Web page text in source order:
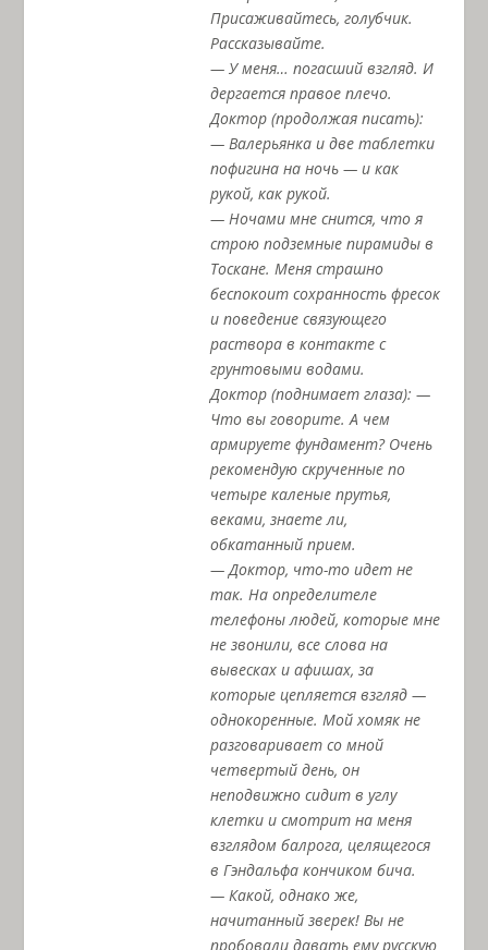
Присаживайтесь, голубчик.
Рассказывайте.
— У меня… погасший взгляд. И
дергается правое плечо.
Доктор (продолжая писать):
— Валерьянка и две таблетки
пофигина на ночь — и как
рукой, как рукой.
— Ночами мне снится, что я
строю подземные пирамиды в
Тоскане. Меня страшно
беспокоит сохранность фресок
и поведение связующего
раствора в контакте с
грунтовыми водами.
Доктор (поднимает глаза): —
Что вы говорите. А чем
армируете фундамент? Очень
рекомендую скрученные по
четыре каленые прутья,
веками, знаете ли,
обкатанный прием.
— Доктор, что-то идет не
так. На определителе
телефоны людей, которые мне
не звонили, все слова на
вывесках и афишах, за
которые цепляется взгляд —
однокоренные. Мой хомяк не
разговаривает со мной
четвертый день, он
неподвижно сидит в углу
клетки и смотрит на меня
взглядом балрога, целящегося
в Гэндальфа кончиком бича.
— Какой, однако же,
начитанный зверек! Вы не
пробовали давать ему русскую